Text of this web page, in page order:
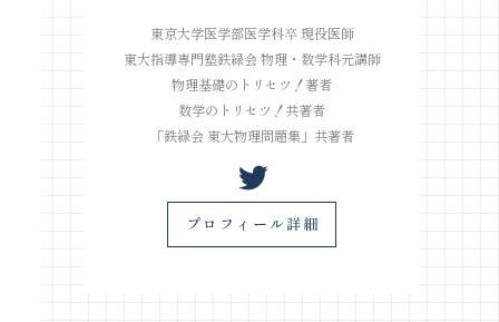
東京大学医学部医学科卒 現役医師
東大指導専門塾鉄緑会 物理・数学科元講師
物理基礎のトリセツ！著者
数学のトリセツ！共著者
「鉄緑会 東大物理問題集」共著者
プロフィール詳細